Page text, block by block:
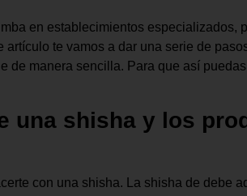
en establecimientos especializados,
artículo te vamos a dar una serie de
de manera sencilla. Para que así
una shisha y los
con una shisha. La shisha de debe